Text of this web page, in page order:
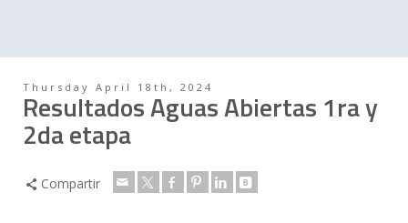
Thursday April 18th, 2024
Resultados Aguas Abiertas 1ra y
2da etapa
Compartir